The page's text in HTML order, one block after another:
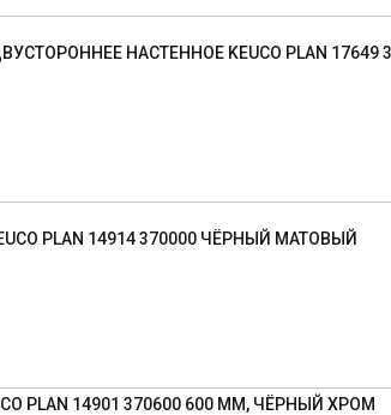
НАСТЕННОЕ KEUCO PLAN
PLAN 14914 370000 ЧЁРНЫЙ МАТОВЫЙ
PLAN 14901 370600 600 ММ, ЧЁРНЫЙ ХРОМ